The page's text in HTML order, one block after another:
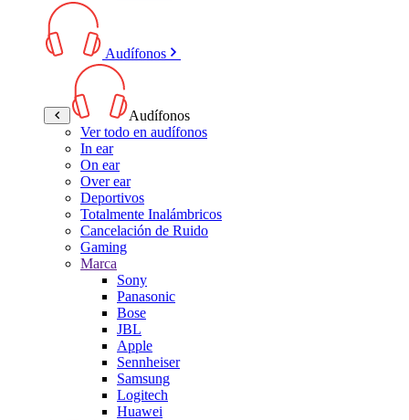
Audífonos
Audífonos
Ver todo en audífonos
In ear
On ear
Over ear
Deportivos
Totalmente Inalámbricos
Cancelación de Ruido
Gaming
Marca
Sony
Panasonic
Bose
JBL
Apple
Sennheiser
Samsung
Logitech
Huawei